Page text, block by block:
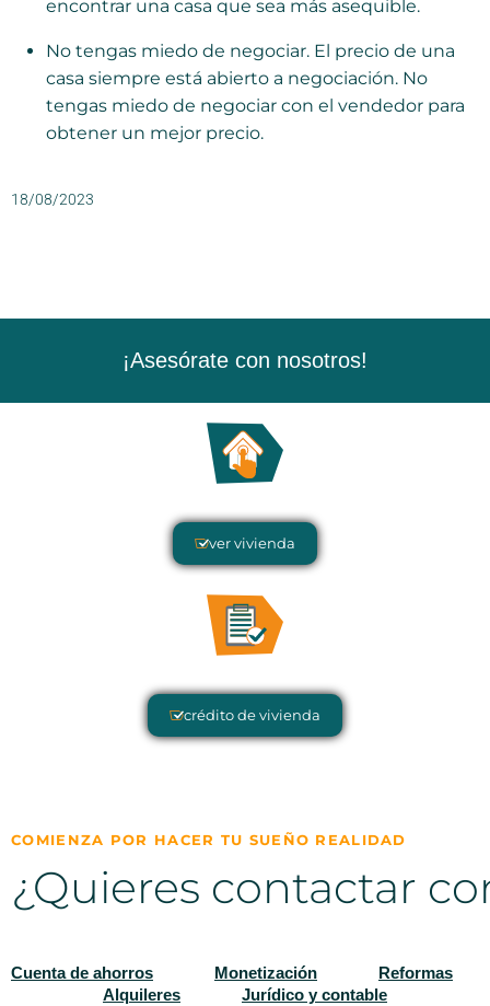
encontrar una casa que sea más asequible.
No tengas miedo de negociar. El precio de una
casa siempre está abierto a negociación. No
tengas miedo de negociar con el vendedor para
obtener un mejor precio.
18/08/2023
¡Asesórate con nosotros!
ver vivienda
crédito de vivienda
COMIENZA POR HACER TU SUEÑO REALIDAD
¿Quieres contactar
Cuenta de ahorros Monetización
Reformas
Alquileres
Jurídico y contable